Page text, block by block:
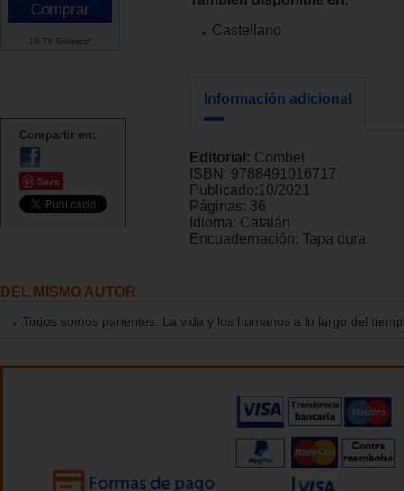
18.76 Dólares*
Compartir en:
Save
Castellano
Información adicional
Editorial: Combel
ISBN: 9788491016717
Publicado:10/2021
Páginas: 36
Idioma: Catalán
Encuadernación: Tapa dura
DEL MISMO AUTOR
Todos somos parientes. La vida y los humanos a lo largo del